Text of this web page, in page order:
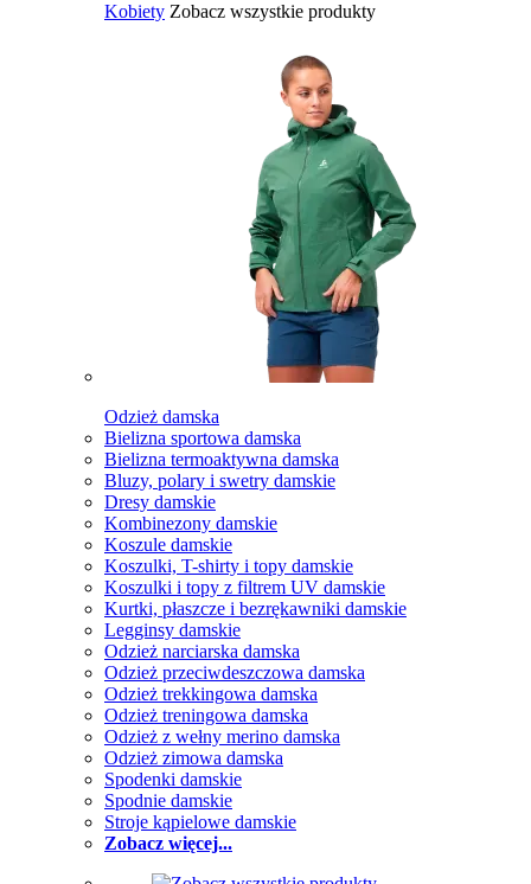
Kobiety Zobacz wszystkie produkty
Odzież damska
Bielizna sportowa damska
Bielizna termoaktywna damska
Bluzy, polary i swetry damskie
Dresy damskie
Kombinezony damskie
Koszule damskie
Koszulki, T-shirty i topy damskie
Koszulki i topy z filtrem UV damskie
Kurtki, płaszcze i bezrękawniki damskie
Legginsy damskie
Odzież narciarska damska
Odzież przeciwdeszczowa damska
Odzież trekkingowa damska
Odzież treningowa damska
Odzież z wełny merino damska
Odzież zimowa damska
Spodenki damskie
Spodnie damskie
Stroje kąpielowe damskie
Zobacz więcej...